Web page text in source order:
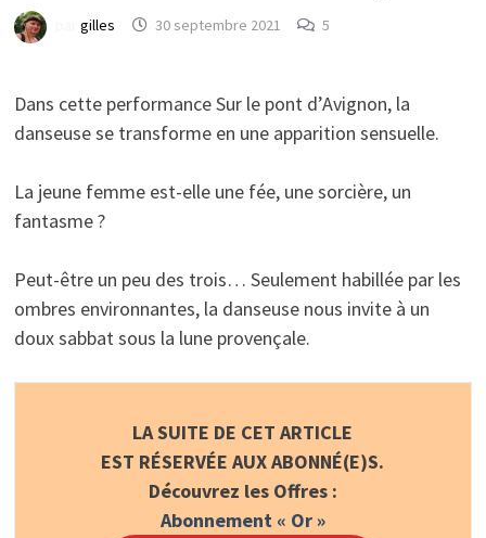
gilles 30 septembre 2021 5
Dans cette performance Sur le pont d’Avignon, la
danseuse se transforme en une apparition sensuelle.
La jeune femme est-elle une fée, une sorcière, un
fantasme ?
Peut-être un peu des trois… Seulement habillée par les
ombres environnantes, la danseuse nous invite à un
doux sabbat sous la lune provençale.
LA SUITE DE CET ARTICLE
EST RÉSERVÉE AUX ABONNÉ(E)S.
Découvrez les Offres :
Abonnement « Or »